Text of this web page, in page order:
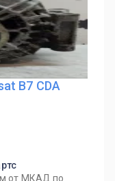
B7 CDA
от МКАД по